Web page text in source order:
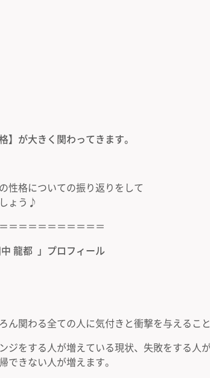
が大きく関わってきます。
性格についての振り返りをして
ょう♪
＝＝＝＝＝＝＝＝＝＝
龍都 」プロフィール
ん関わる全ての人に気付きと衝撃を与えるこ
をする人が増えている現状、失敗をする人
きない人が増えます。